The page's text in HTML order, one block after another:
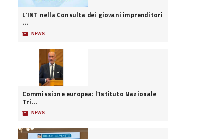
L'INT nella Consulta dei giovani imprenditori
...
📦 NEWS
Commissione europea: l’Istituto Nazionale
Tri...
📦 NEWS